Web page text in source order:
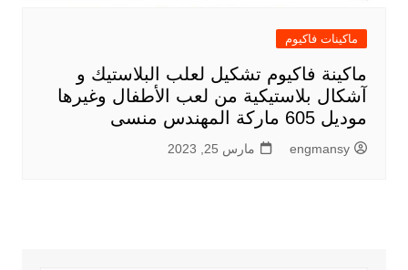
ماكينات فاكيوم
ماكينة فاكيوم تشكيل لعلب البلاستيك و
آشكال بلاستيكية من لعب الأطفال وغيرها
موديل 605 ماركة المهندس منسى
engmansy مارس 25, 2023